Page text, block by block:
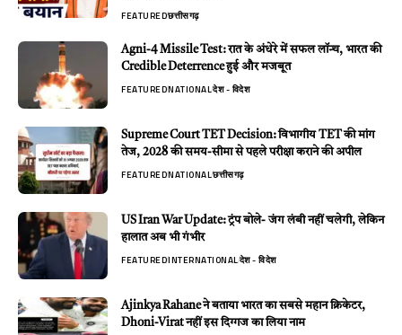
FEATUREDछत्तीसगढ़
Agni-4 Missile Test: रात के अंधेरे में सफल लॉन्च, भारत की
Credible Deterrence हुई और मजबूत
FEATUREDNATIONALदेश - विदेश
Supreme Court TET Decision: विभागीय TET की मांग
तेज, 2028 की समय-सीमा से पहले परीक्षा कराने की अपील
FEATUREDNATIONALछत्तीसगढ़
US Iran War Update: ट्रंप बोले- जंग लंबी नहीं चलेगी, लेकिन
हालात अब भी गंभीर
FEATUREDINTERNATIONALदेश - विदेश
Ajinkya Rahane ने बताया भारत का सबसे महान क्रिकेटर,
Dhoni-Virat नहीं इस दिग्गज का लिया नाम